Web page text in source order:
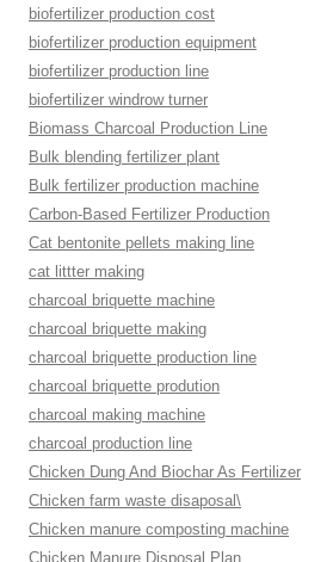
biofertilizer production cost
biofertilizer production equipment
biofertilizer production line
biofertilizer windrow turner
Biomass Charcoal Production Line
Bulk blending fertilizer plant
Bulk fertilizer production machine
Carbon-Based Fertilizer Production
Cat bentonite pellets making line
cat littter making
charcoal briquette machine
charcoal briquette making
charcoal briquette production line
charcoal briquette prodution
charcoal making machine
charcoal production line
Chicken Dung And Biochar As Fertilizer
Chicken farm waste disaposal\
Chicken manure composting machine
Chicken Manure Disposal Plan